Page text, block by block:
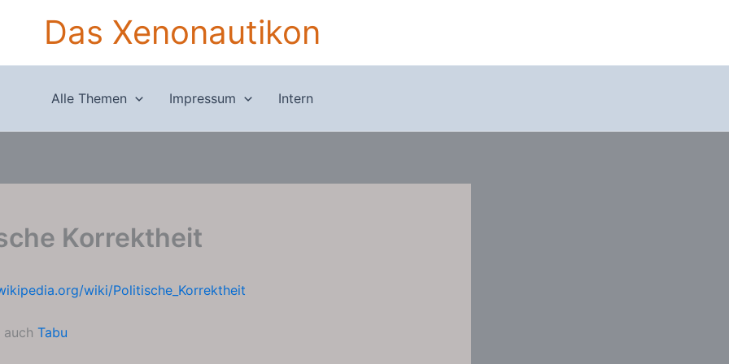
Das Xenonautikon
Alle Themen Impressum Intern
Korrektheit
wiki/Politische_Korrektheit
auch Tabu